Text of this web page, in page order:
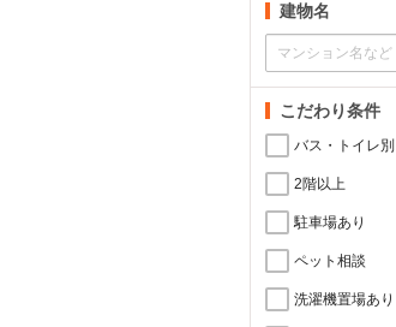
建物名
こだわり条件
バス・トイレ別
2階以上
駐車場あり
ペット相談
洗濯機置場あり